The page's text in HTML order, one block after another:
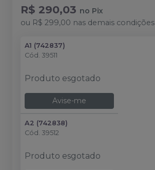
R$ 290,03 no Pix
ou R$ 299,00 nas demais condições
A1 (742837)
Cód. 39511
Produto esgotado
Avise-me
A2 (742838)
Cód. 39512
Produto esgotado